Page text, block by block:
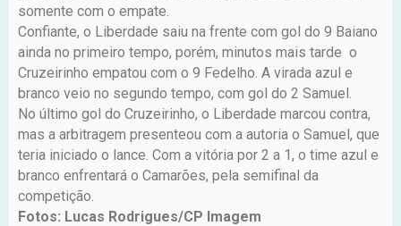
somente com o empate.
Confiante, o Liberdade saiu na frente com gol do 9 Baiano
ainda no primeiro tempo, porém, minutos mais tarde o
Cruzeirinho empatou com o 9 Fedelho. A virada azul e
branco veio no segundo tempo, com gol do 2 Samuel.
No último gol do Cruzeirinho, o Liberdade marcou contra,
mas a arbitragem presenteou com a autoria o Samuel, que
teria iniciado o lance. Com a vitória por 2 a 1, o time azul e
branco enfrentará o Camarões, pela semifinal da
competição.
Fotos: Lucas Rodrigues/CP Imagem